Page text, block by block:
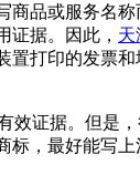
品或服务名
证据。因此， 天
打印的发票
证据。但是
，最好能写